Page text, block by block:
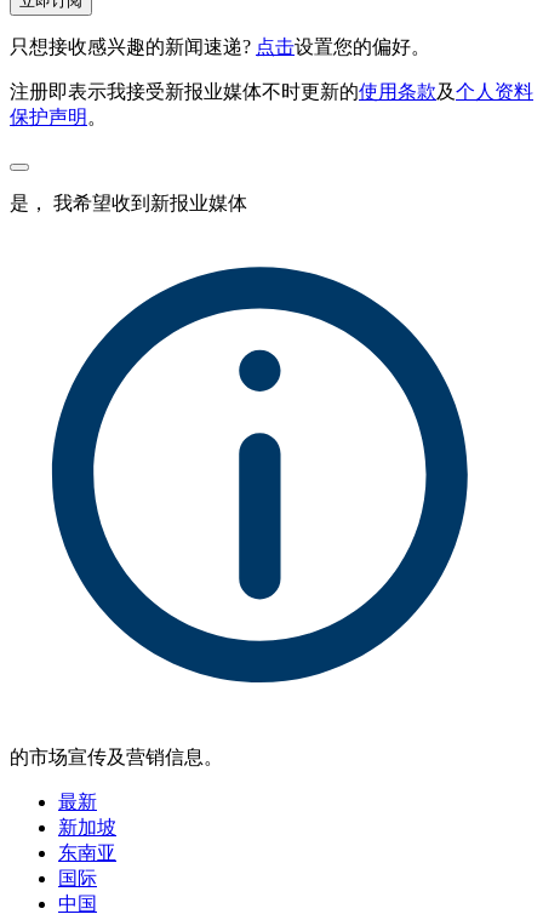
只想接收感兴趣的新闻速递? 点击设置您的偏好。
注册即表示我接受新报业媒体不时更新的使用条款及个人资料
保护声明 。
是， 我希望收到新报业媒体
的市场宣传及营销信息。
最新
新加坡
东南亚
国际
中国